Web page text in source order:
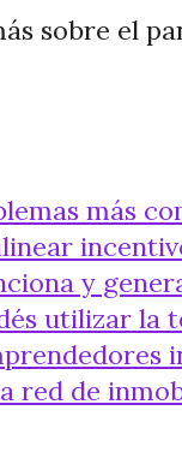
sobre el
más
y
utilizar la
red de